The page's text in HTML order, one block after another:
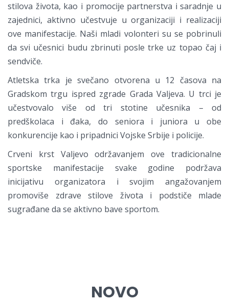
stilova života, kao i promocije partnerstva i saradnje u
zajednici, aktivno učestvuje u organizaciji i realizaciji
ove manifestacije. Naši mladi volonteri su se pobrinuli
da svi učesnici budu zbrinuti posle trke uz topao čaj i
sendviče.
Atletska trka je svečano otvorena u 12 časova na
Gradskom trgu ispred zgrade Grada Valjeva. U trci je
učestvovalo više od tri stotine učesnika – od
predškolaca i đaka, do seniora i juniora u obe
konkurencije kao i pripadnici Vojske Srbije i policije.
Crveni krst Valjevo održavanjem ove tradicionalne
sportske manifestacije svake godine podržava
inicijativu organizatora i svojim angažovanjem
promoviše zdrave stilove života i podstiče mlade
sugrađane da se aktivno bave sportom.
NOVO